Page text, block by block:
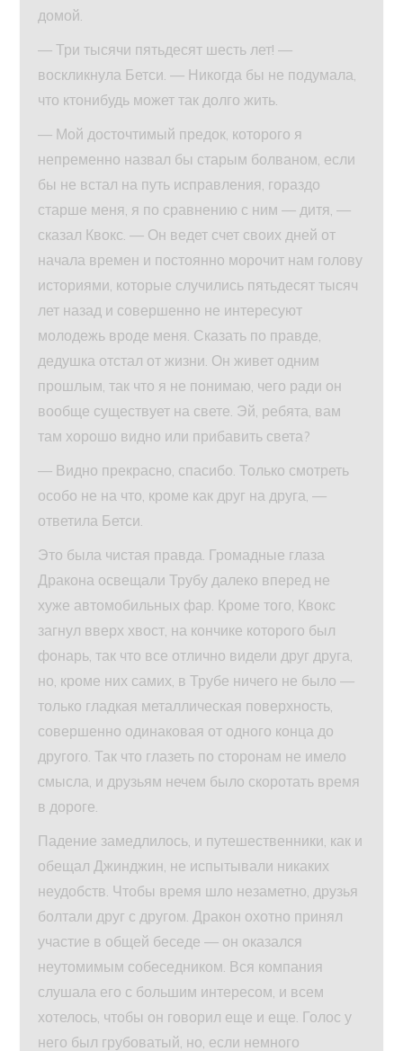
домой.
— Три тысячи пятьдесят шесть лет! —
воскликнула Бетси. — Никогда бы не подумала,
что ктонибудь может так долго жить.
— Мой досточтимый предок, которого я
непременно назвал бы старым болваном, если
бы не встал на путь исправления, гораздо
старше меня, я по сравнению с ним — дитя, —
сказал Квокс. — Он ведет счет своих дней от
начала времен и постоянно морочит нам голову
историями, которые случились пятьдесят тысяч
лет назад и совершенно не интересуют
молодежь вроде меня. Сказать по правде,
дедушка отстал от жизни. Он живет одним
прошлым, так что я не понимаю, чего ради он
вообще существует на свете. Эй, ребята, вам
там хорошо видно или прибавить света?
— Видно прекрасно, спасибо. Только смотреть
особо не на что, кроме как друг на друга, —
ответила Бетси.
Это была чистая правда. Громадные глаза
Дракона освещали Трубу далеко вперед не
хуже автомобильных фар. Кроме того, Квокс
загнул вверх хвост, на кончике которого был
фонарь, так что все отлично видели друг друга,
но, кроме них самих, в Трубе ничего не было —
только гладкая металлическая поверхность,
совершенно одинаковая от одного конца до
другого. Так что глазеть по сторонам не имело
смысла, и друзьям нечем было скоротать время
в дороге.
Падение замедлилось, и путешественники, как и
обещал Джинджин, не испытывали никаких
неудобств. Чтобы время шло незаметно, друзья
болтали друг с другом. Дракон охотно принял
участие в общей беседе — он оказался
неутомимым собеседником. Вся компания
слушала его с большим интересом, и всем
хотелось, чтобы он говорил еще и еще. Голос у
него был грубоватый, но, если немного